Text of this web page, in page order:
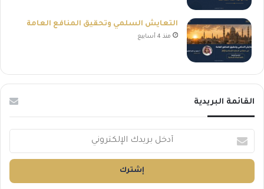
التعايش السلمي وتحقيق المنافع العامة
منذ 4 أسابيع
القائمة البريدية
خ
ب